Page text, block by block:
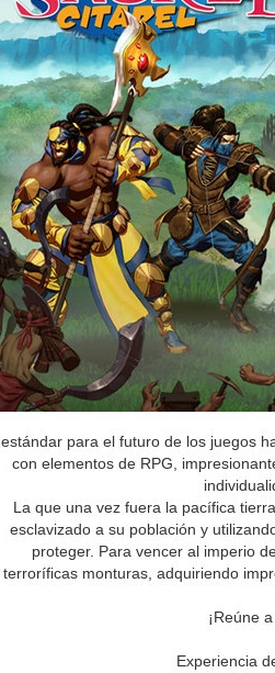
estándar para el futuro de los juegos
con elementos de RPG,
La que una vez fuera la pacífica
esclavizado a su población y
proteger. Para vencer al imperio
terroríficas monturas, adquiriendo
¡Reúne
Experiencia